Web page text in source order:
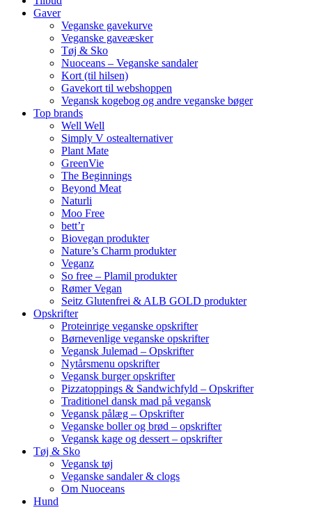
Gaver
Veganske gavekurve
Veganske gaveæsker
Tøj & Sko
Nuoceans – Veganske sandaler
Kort (til hilsen)
Gavekort til webshoppen
Vegansk kogebog og andre veganske bøger
Top brands
Well Well
Simply V ostealternativer
Plant Mate
GreenVie
The Beginnings
Beyond Meat
Naturli
Moo Free
bett’r
Biovegan produkter
Nature’s Charm produkter
Veganz
So free – Plamil produkter
Rømer Vegan
Seitz Glutenfrei & ALB GOLD produkter
Opskrifter
Proteinrige veganske opskrifter
Børnevenlige veganske opskrifter
Vegansk Julemad – Opskrifter
Nytårsmenu opskrifter
Vegansk burger opskrifter
Pizzatoppings & Sandwichfyld – Opskrifter
Traditionel dansk mad på vegansk
Vegansk pålæg – Opskrifter
Veganske boller og brød – opskrifter
Vegansk kage og dessert – opskrifter
Tøj & Sko
Vegansk tøj
Veganske sandaler & clogs
Om Nuoceans
Hund